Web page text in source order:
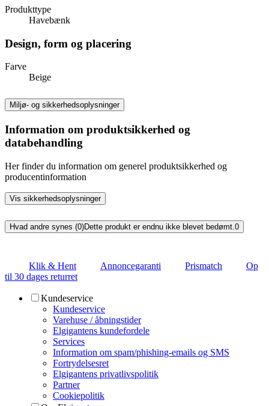
Produkttype
Havebænk
Design, form og placering
Farve
Beige
Miljø- og sikkerhedsoplysninger
Information om produktsikkerhed og
databehandling
Her finder du information om generel produktsikkerhed og
producentinformation
Vis sikkerhedsoplysninger
Hvad andre synes (0)Dette produkt er endnu ikke blevet bedømt. 0
Klik & Hent Annoncegaranti Prismatch
Op
til 30 dages returret
Kundeservice
Kundeservice
Varehuse / åbningstider
Elgigantens kundefordele
Services
Information om spam/phishing-emails og SMS
Fortrydelsesret
Elgigantens privatlivspolitik
Partner
Cookiepolitik